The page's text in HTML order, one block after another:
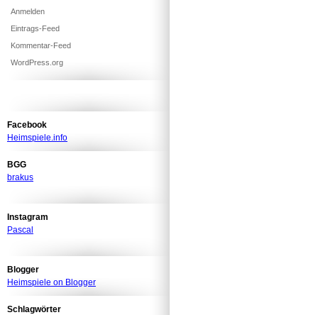
Anmelden
Eintrags-Feed
Kommentar-Feed
WordPress.org
Facebook
Heimspiele.info
BGG
brakus
Instagram
Pascal
Blogger
Heimspiele on Blogger
Schlagwörter